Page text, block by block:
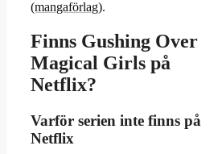
(mangaförlag).
Finns Gushing Over
Magical Girls på
Netflix?
Varför serien inte finns på
Netflix